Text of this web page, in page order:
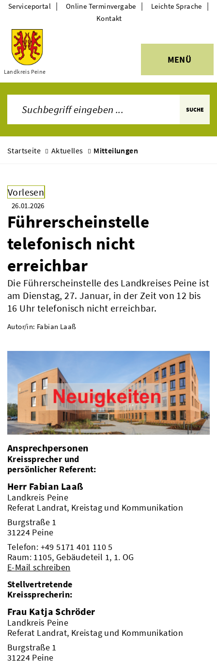
Themen
Landkreis Peine
MENÜ
Serviceportal | Online Terminvergabe | Leichte Sprache |
Kontakt
SUCHE
Startseite Aktuelles Mitteilungen
Vorlesen
26.01.2026
Führerscheinstelle
telefonisch nicht
erreichbar
Die Führerscheinstelle des Landkreises Peine ist
am Dienstag, 27. Januar, in der Zeit von 12 bis
16 Uhr telefonisch nicht erreichbar.
Autor/in: Fabian Laaß
Ansprechpersonen
Kreissprecher und
persönlicher Referent:
Herr Fabian Laaß
Landkreis Peine
Referat Landrat, Kreistag und Kommunikation
Burgstraße 1
31224 Peine
Telefon: +49 5171 401 110 5
Raum: 1105, Gebäudeteil 1, 1. OG
E-Mail schreiben
Stellvertretende
Kreissprecherin:
Frau Katja Schröder
Landkreis Peine
Referat Landrat, Kreistag und Kommunikation
Burgstraße 1
31224 Peine